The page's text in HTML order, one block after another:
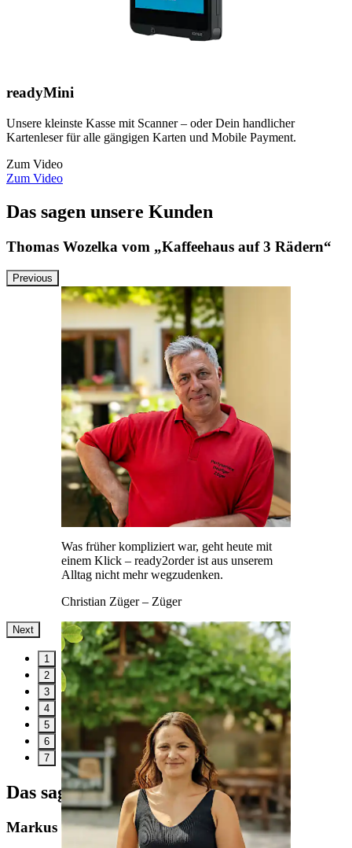
readyMini
Unsere kleinste Kasse mit Scanner – oder Dein handlicher
Kartenleser für alle gängigen Karten und Mobile Payment.
Zum Video
Zum Video
Das sagen unsere Kunden
Thomas Wozelka vom „Kaffeehaus auf 3 Rädern“
Previous
Was früher kompliziert war, geht heute mit
einem Klick – ready2order ist aus unserem
Alltag nicht mehr wegzudenken.
Christian Züger– Züger
Next
1
2
3
4
5
6
7
Das sagt unser CEO
Markus Bernhart über ready2order